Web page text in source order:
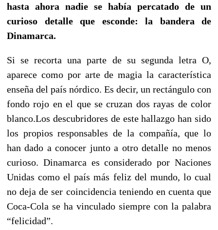
hasta ahora nadie se había percatado de un
curioso detalle que esconde: la bandera de
Dinamarca.
Si se recorta una parte de su segunda letra O,
aparece como por arte de magia la característica
enseña del país nórdico. Es decir, un rectángulo con
fondo rojo en el que se cruzan dos rayas de color
blanco.Los descubridores de este hallazgo han sido
los propios responsables de la compañía, que lo
han dado a conocer junto a otro detalle no menos
curioso. Dinamarca es considerado por Naciones
Unidas como el país más feliz del mundo, lo cual
no deja de ser coincidencia teniendo en cuenta que
Coca-Cola se ha vinculado siempre con la palabra
“felicidad”.